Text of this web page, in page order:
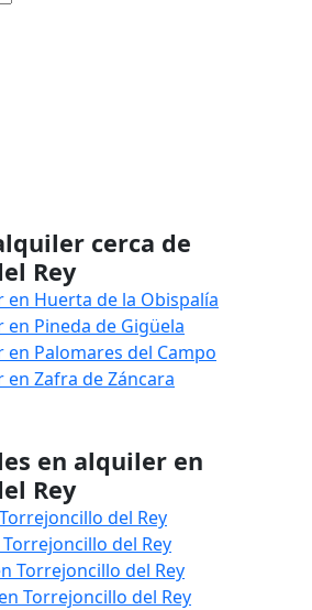
cerca de
Rey
en Huerta de la Obispalía
Pineda de Gigüela
Palomares del Campo
Zafra de Záncara
en alquiler en
Rey
del Rey
del Rey
Torrejoncillo del Rey
Torrejoncillo del Rey